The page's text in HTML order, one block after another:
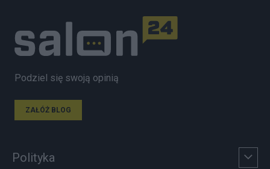
Podziel się swoją opinią
ZAŁÓŻ BLOG
Polityka